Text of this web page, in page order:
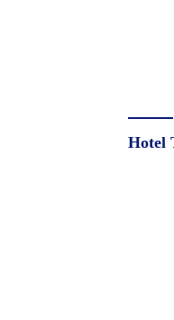
Hotel